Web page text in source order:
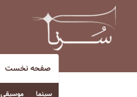
صفحه نخست
سینما موسیقی